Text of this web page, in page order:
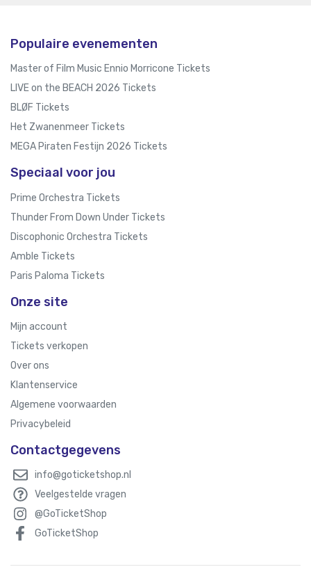
Populaire evenementen
Master of Film Music Ennio Morricone Tickets
LIVE on the BEACH 2026 Tickets
BLØF Tickets
Het Zwanenmeer Tickets
MEGA Piraten Festijn 2026 Tickets
Speciaal voor jou
Prime Orchestra Tickets
Thunder From Down Under Tickets
Discophonic Orchestra Tickets
Amble Tickets
Paris Paloma Tickets
Onze site
Mijn account
Tickets verkopen
Over ons
Klantenservice
Algemene voorwaarden
Privacybeleid
Contactgegevens
info@goticketshop.nl
Veelgestelde vragen
@GoTicketShop
GoTicketShop